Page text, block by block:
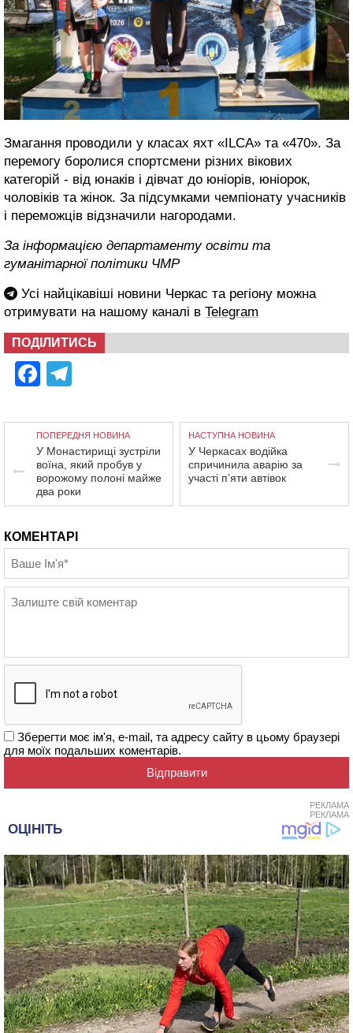
Змагання проводили у класах яхт «ILCA» та «470». За
перемогу боролися спортсмени різних вікових
категорій - від юнаків і дівчат до юніорів, юніорок,
чоловіків та жінок. За підсумками чемпіонату учасників
і переможців відзначили нагородами.
За інформацією департаменту освіти та
гуманітарної політики ЧМР
Усі найцікавіші новини Черкас та регіону можна
отримувати на нашому каналі в Telegram
ПОДІЛИТИСЬ
Facebook
ПОПЕРЕДНЯ НОВИНА
У Монастирищі зустріли
воїна, який пробув у
ворожому полоні майже
два роки
НАСТУПНА НОВИНА
У Черкасах водійка
спричинила аварію за
участі п’яти автівок
КОМЕНТАРІ
Зберегти моє ім'я, e-mail, та адресу сайту в цьому браузері
для моїх подальших коментарів.
РЕКЛАМА
РЕКЛАМА